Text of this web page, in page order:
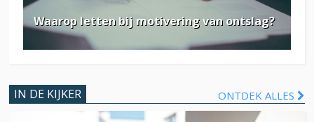
Waarop letten bij motivering van ontslag?
IN DE KIJKER ONTDEK ALLES